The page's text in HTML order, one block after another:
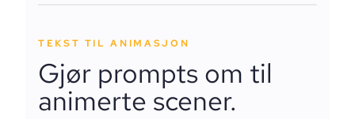
TEKST TIL ANIMASJON
Gjør prompts om til
animerte scener.